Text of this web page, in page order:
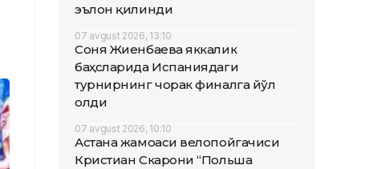
эълон қилинди
07 avgust 2026, 13:10
Соня Жиенбаева яккалик
баҳсларида Испаниядаги
турнирнинг чорак финалга йўл
олди
07 avgust 2026, 10:10
Астана жамоаси велопойгачиси
Кристиан Скарони “Польша